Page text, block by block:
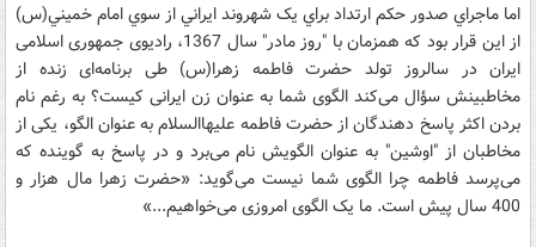
اما ماجراي صدور حکم ارتداد براي يک شهروند ايراني از سوي امام خميني(س)
از اين قرار بود که همزمان با "روز مادر" سال 1367، رادیوی جمهوری اسلامی
ایران در سالروز تولد حضرت فاطمه زهرا(س) طی برنامه‌ای زنده از
مخاطبینش سؤال می‌کند الگوی شما به عنوان زن ایرانی کیست؟ به رغم نام
بردن اکثر پاسخ دهندگان از حضرت فاطمه عليهاالسلام به عنوان الگو، یکی از
مخاطبان از "اوشین" به عنوان الگویش نام می‌برد و در پاسخ به گوینده که
می‌پرسد فاطمه چرا الگوی شما نیست می‌گوید: «حضرت زهرا مال هزار و
400 سال پیش است. ما یک الگوی امروزی می‌خواهیم...»